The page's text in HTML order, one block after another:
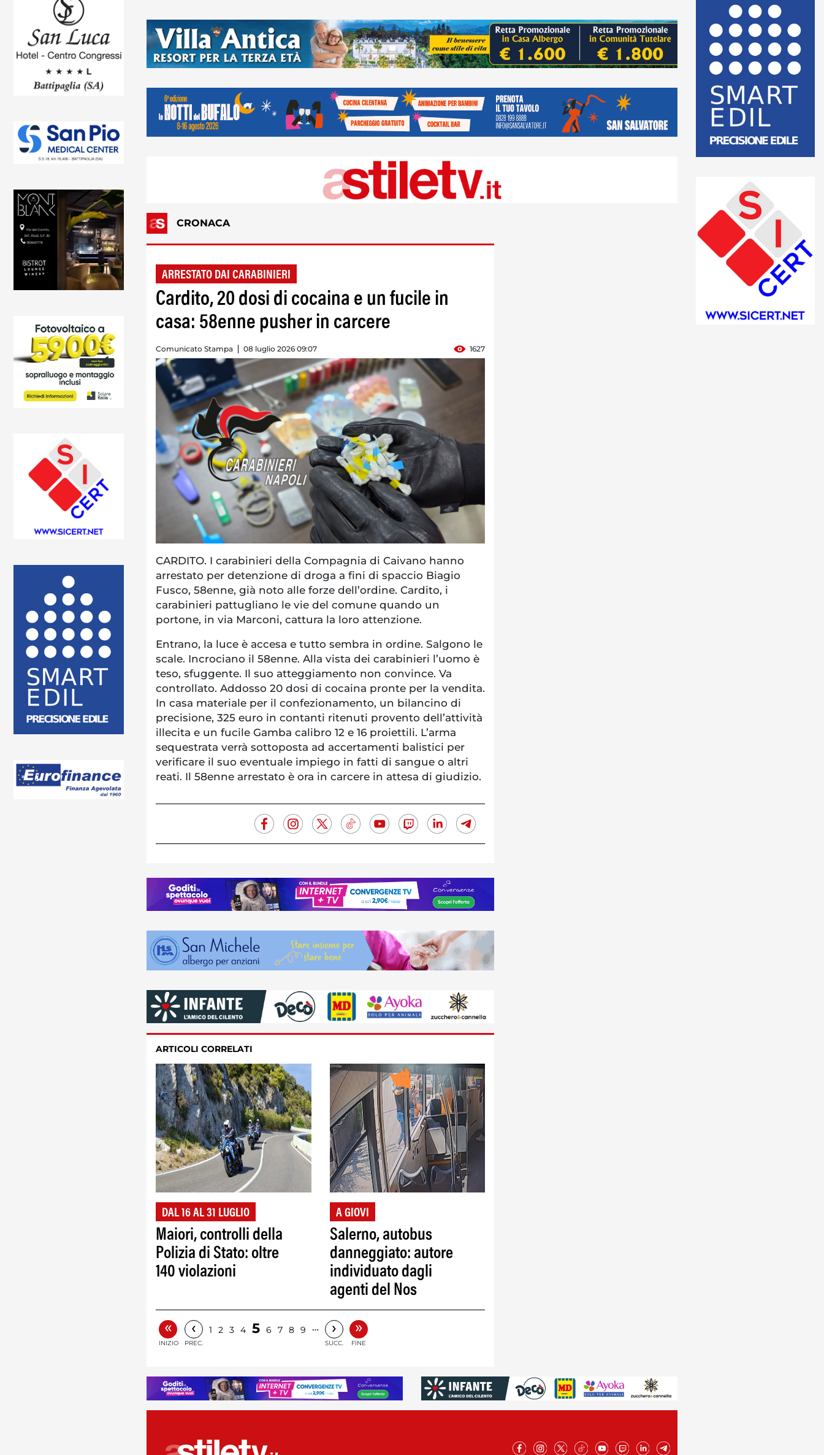
CRONACA
ARRESTATO DAI CARABINIERI
Cardito, 20 dosi di cocaina e un fucile in
casa: 58enne pusher in carcere
Comunicato Stampa 08 luglio 2026 09:07 1627
CARDITO. I carabinieri della Compagnia di Caivano hanno
arrestato per detenzione di droga a fini di spaccio Biagio
Fusco, 58enne, già noto alle forze dell’ordine. Cardito, i
carabinieri pattugliano le vie del comune quando un
portone, in via Marconi, cattura la loro attenzione.
Entrano, la luce è accesa e tutto sembra in ordine. Salgono le
scale. Incrociano il 58enne. Alla vista dei carabinieri l’uomo è
teso, sfuggente. Il suo atteggiamento non convince. Va
controllato. Addosso 20 dosi di cocaina pronte per la vendita.
In casa materiale per il confezionamento, un bilancino di
precisione, 325 euro in contanti ritenuti provento dell’attività
illecita e un fucile Gamba calibro 12 e 16 proiettili. L’arma
sequestrata verrà sottoposta ad accertamenti balistici per
verificare il suo eventuale impiego in fatti di sangue o altri
reati. Il 58enne arrestato è ora in carcere in attesa di giudizio.
ARTICOLI CORRELATI
DAL 16 AL 31 LUGLIO
Maiori, controlli della
Polizia di Stato: oltre
140 violazioni
A GIOVI
Salerno, autobus
danneggiato: autore
individuato dagli
agenti del Nos
«
INIZIO
‹
PREC.
1 2 3 4 5 6 7 8 9 … ›
SUCC.
»
FINE